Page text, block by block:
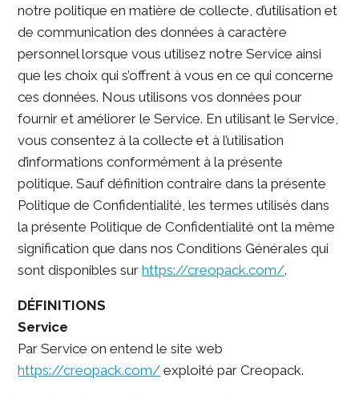
notre politique en matière de collecte, d’utilisation et
de communication des données à caractère
personnel lorsque vous utilisez notre Service ainsi
que les choix qui s’offrent à vous en ce qui concerne
ces données. Nous utilisons vos données pour
fournir et améliorer le Service. En utilisant le Service,
vous consentez à la collecte et à l’utilisation
d’informations conformément à la présente
politique. Sauf définition contraire dans la présente
Politique de Confidentialité, les termes utilisés dans
la présente Politique de Confidentialité ont la même
signification que dans nos Conditions Générales qui
sont disponibles surhttps://creopack.com/.
DÉFINITIONS
Service
Par Service on entend le site web
https://creopack.com/ exploité par Creopack.